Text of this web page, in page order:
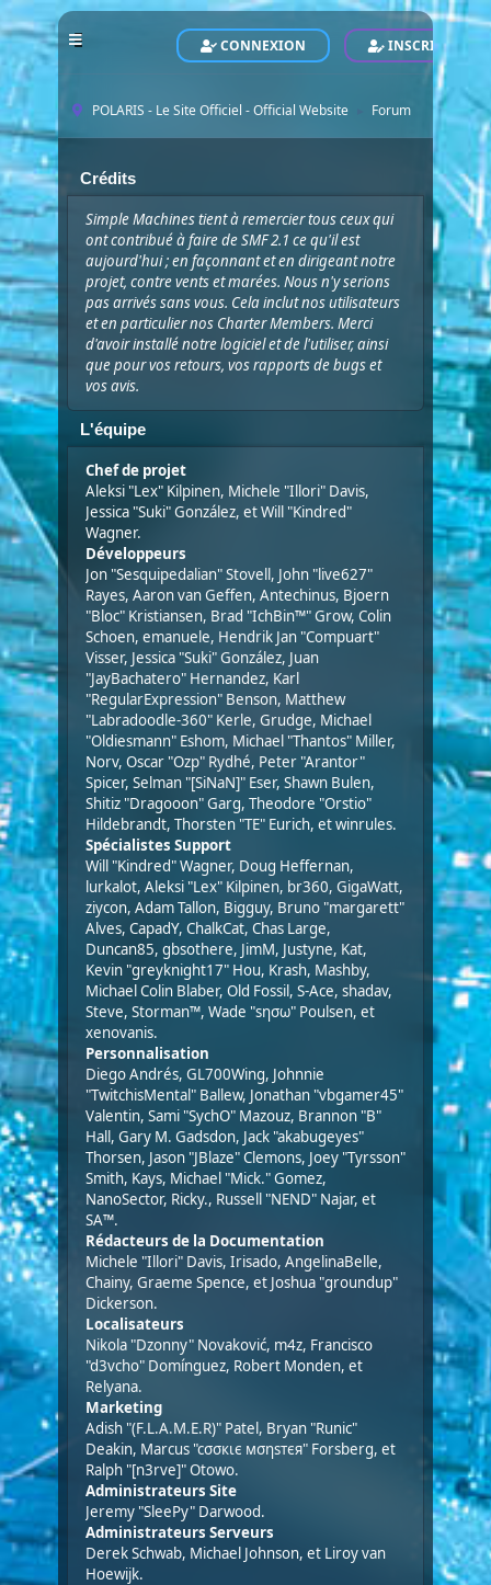
CONNEXION INSCRIVEZ-
POLARIS - Le Site Officiel - Official Website Forum
Crédits
Simple Machines tient à remercier tous ceux qui
ont contribué à faire de SMF 2.1 ce qu'il est
aujourd'hui ; en façonnant et en dirigeant notre
projet, contre vents et marées. Nous n'y serions
pas arrivés sans vous. Cela inclut nos utilisateurs
et en particulier nos Charter Members. Merci
d'avoir installé notre logiciel et de l'utiliser, ainsi
que pour vos retours, vos rapports de bugs et
vos avis.
L'équipe
Chef de projet
Aleksi "Lex" Kilpinen, Michele "Illori" Davis,
Jessica "Suki" González, et Will "Kindred"
Wagner.
Développeurs
Jon "Sesquipedalian" Stovell, John "live627"
Rayes, Aaron van Geffen, Antechinus, Bjoern
"Bloc" Kristiansen, Brad "IchBin™" Grow, Colin
Schoen, emanuele, Hendrik Jan "Compuart"
Visser, Jessica "Suki" González, Juan
"JayBachatero" Hernandez, Karl
"RegularExpression" Benson, Matthew
"Labradoodle-360" Kerle, Grudge, Michael
"Oldiesmann" Eshom, Michael "Thantos" Miller,
Norv, Oscar "Ozp" Rydhé, Peter "Arantor"
Spicer, Selman "[SiNaN]" Eser, Shawn Bulen,
Shitiz "Dragooon" Garg, Theodore "Orstio"
Hildebrandt, Thorsten "TE" Eurich, et winrules.
Spécialistes Support
Will "Kindred" Wagner, Doug Heffernan,
lurkalot, Aleksi "Lex" Kilpinen, br360, GigaWatt,
ziycon, Adam Tallon, Bigguy, Bruno "margarett"
Alves, CapadY, ChalkCat, Chas Large,
Duncan85, gbsothere, JimM, Justyne, Kat,
Kevin "greyknight17" Hou, Krash, Mashby,
Michael Colin Blaber, Old Fossil, S-Ace, shadav,
Steve, Storman™, Wade "sησω" Poulsen, et
xenovanis.
Personnalisation
Diego Andrés, GL700Wing, Johnnie
"TwitchisMental" Ballew, Jonathan "vbgamer45"
Valentin, Sami "SychO" Mazouz, Brannon "B"
Hall, Gary M. Gadsdon, Jack "akabugeyes"
Thorsen, Jason "JBlaze" Clemons, Joey "Tyrsson"
Smith, Kays, Michael "Mick." Gomez,
NanoSector, Ricky., Russell "NEND" Najar, et
SA™.
Rédacteurs de la Documentation
Michele "Illori" Davis, Irisado, AngelinaBelle,
Chainy, Graeme Spence, et Joshua "groundup"
Dickerson.
Localisateurs
Nikola "Dzonny" Novaković, m4z, Francisco
"d3vcho" Domínguez, Robert Monden, et
Relyana.
Marketing
Adish "(F.L.A.M.E.R)" Patel, Bryan "Runic"
Deakin, Marcus "cσσкιє мσηѕтєя" Forsberg, et
Ralph "[n3rve]" Otowo.
Administrateurs Site
Jeremy "SleePy" Darwood.
Administrateurs Serveurs
Derek Schwab, Michael Johnson, et Liroy van
Hoewijk.